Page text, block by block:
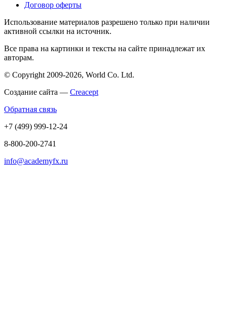
Договор оферты
Использование материалов разрешено только при наличии
активной ссылки на источник.
Все права на картинки и тексты на сайте принадлежат их
авторам.
© Copyright 2009-2026, World Co. Ltd.
Создание сайта — Creacept
Обратная связь
+7 (499) 999-12-24
8-800-200-2741
info@academyfx.ru